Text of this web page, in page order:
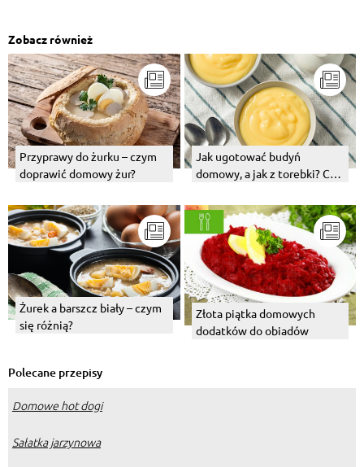
Zobacz również
Przyprawy do żurku – czym
doprawić domowy żur?
Jak ugotować budyń
domowy, a jak z torebki? Czy
Żurek a barszcz biały – czym
się różnią?
Złota piątka domowych
dodatków do obiadów
Polecane przepisy
Domowe hot dogi
Sałatka jarzynowa